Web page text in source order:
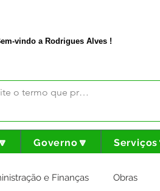
vindo a Rodrigues Alves !
Governo🔽
e Finanças Obras